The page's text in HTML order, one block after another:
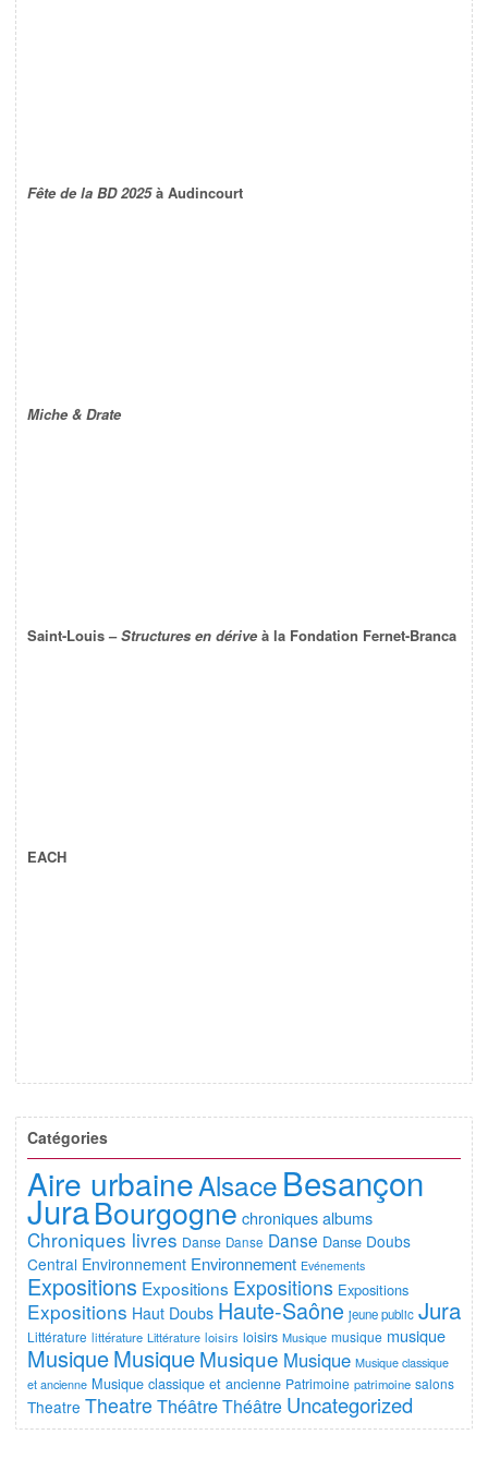
Fête de la BD 2025à Audincourt
Miche & Drate
Saint-Louis –Structures en dérive à la Fondation Fernet-Branca
EACH
Catégories
Aire urbaineAlsace Besançon
JuraBourgogne chroniques albums
Chroniques livres Danse Danse Danse Danse Doubs
Central Environnement Environnement Evénements
Expositions Expositions Expositions Expositions
Expositions Haut Doubs Haute-Saône jeune public Jura
Littérature littérature Littérature loisirs loisirs Musique musique musique
MusiqueMusiqueMusique Musique Musique classique
et ancienne Musique classique et ancienne Patrimoine patrimoine salons
Theatre Theatre ThéâtreThéâtre Uncategorized